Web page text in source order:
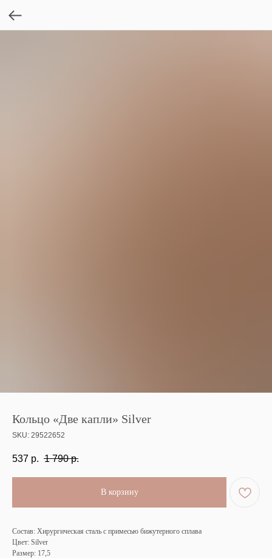
Кольцо «Две капли» Silver
SKU: 29522652
537 р. 1 790 р.
В корзину
Состав: Хирургическая сталь с примесью бижутерного сплава
Цвет: Silver
Размер: 17,5